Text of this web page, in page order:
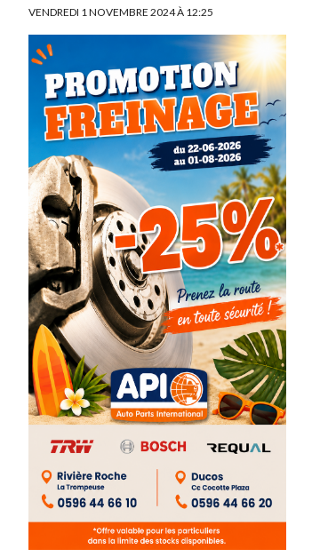
VENDREDI 1 NOVEMBRE 2024 À 12:25